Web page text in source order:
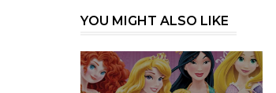
YOU MIGHT ALSO LIKE